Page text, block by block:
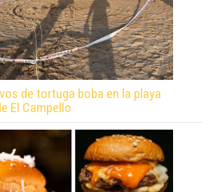
de tortuga boba en la playa
El Campello